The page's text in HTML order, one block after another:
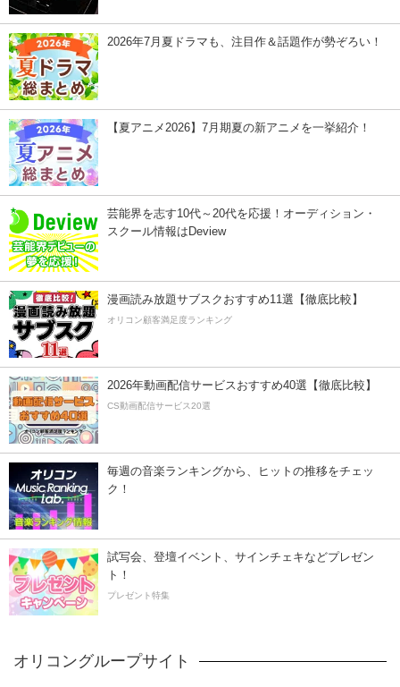
2026年7月夏ドラマも、注目作＆話題作が勢ぞろい！
【夏アニメ2026】7月期夏の新アニメを一挙紹介！
芸能界を志す10代～20代を応援！オーディション・
スクール情報はDeview
漫画読み放題サブスクおすすめ11選【徹底比較】
オリコン顧客満足度ランキング
2026年動画配信サービスおすすめ40選【徹底比較】
CS動画配信サービス20選
毎週の音楽ランキングから、ヒットの推移をチェッ
ク！
試写会、登壇イベント、サインチェキなどプレゼン
ト！
プレゼント特集
オリコングループサイト